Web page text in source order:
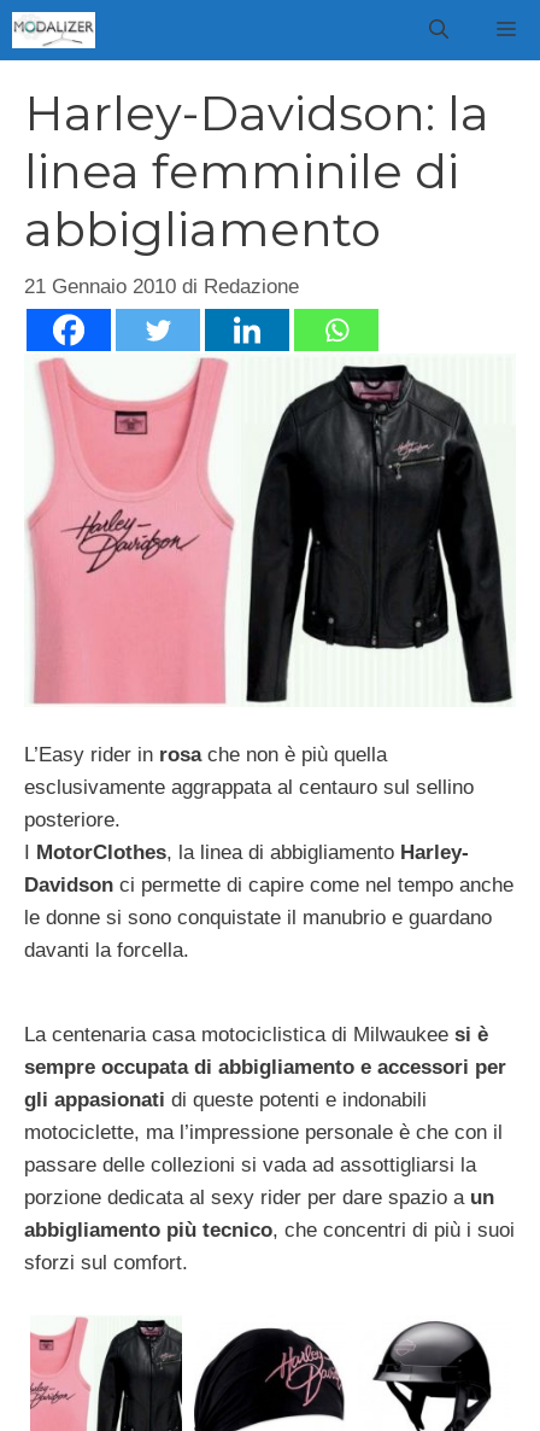
Vai
al
Harley-Davidson: la
linea femminile di
abbigliamento
21 Gennaio 2010 di Redazione
L’Easy rider in rosache non è più quella
esclusivamente aggrappata al centauro sul sellino
posteriore.
I MotorClothes, la linea di abbigliamento Harley-
Davidson ci permette di capire come nel tempo anche
le donne si sono conquistate il manubrio e guardano
davanti la forcella.
La centenaria casa motociclistica di Milwaukee si è
sempre occupata di abbigliamento e accessori per
gli appasionati di queste potenti e indonabili
motociclette, ma l’impressione personale è che con il
passare delle collezioni si vada ad assottigliarsi la
porzione dedicata al sexy rider per dare spazio a un
abbigliamento più tecnico, che concentri di più i suoi
sforzi sul comfort.